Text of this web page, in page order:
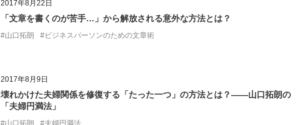
2017年8月22日
「文章を書くのが苦手…」から解放される意外な方法とは？
#山口拓朗 #ビジネスパーソンのための文章術
2017年8月9日
壊れかけた夫婦関係を修復する「たった一つ」の方法とは？――山口拓朗の
「夫婦円満法」
#山口拓朗 #夫婦円満法